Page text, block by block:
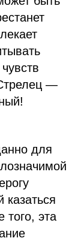
—
для
казаться
того, эта